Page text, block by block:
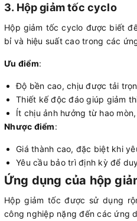
3. Hộp giảm tốc cyclo
Hộp giảm tốc cyclo được biết
bỉ và hiệu suất cao trong các
Ưu điểm:
Độ bền cao, chịu được tải
Thiết kế độc đáo giúp giảm
Ít chịu ảnh hưởng từ hao
Nhược điểm:
Giá thành cao, đặc biệt khi
Yêu cầu bảo trì định kỳ để
Ứng dụng của hộp
Hộp giảm tốc được sử dụng
công nghiệp nặng đến các ứng